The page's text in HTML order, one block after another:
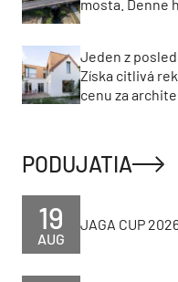
mosta. Denne
Jeden z
Získa citlivá
cenu za
PODUJATIA
AUG
19 JAGA CUP